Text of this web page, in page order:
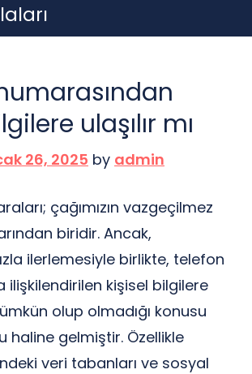
ulaşılır mı
26, 2025 by admin
çağımızın vazgeçilmez
biridir. Ancak,
ilerlemesiyle birlikte, telefon
ilişkilendirilen kişisel bilgilere
olup olmadığı konusu
haline gelmiştir. Özellikle
veri tabanları ve sosyal